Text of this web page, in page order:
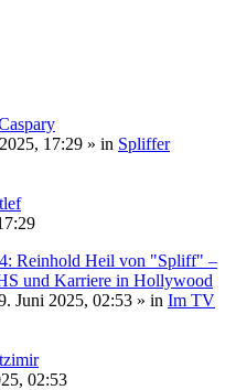
17:29 » in Spliffer
Reinhold Heil von "Spliff" –
und Karriere in Hollywood
Juni 2025, 02:53 » in Im TV
02:53